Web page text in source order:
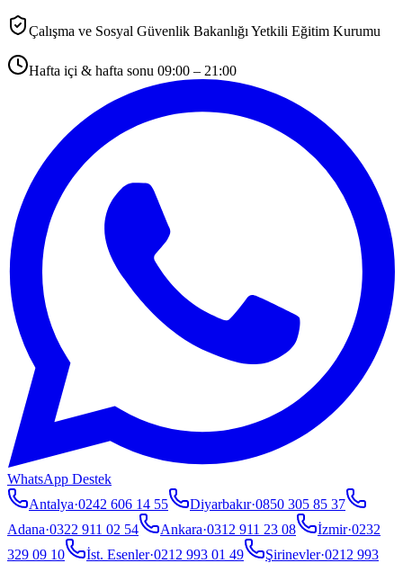
Çalışma ve Sosyal Güvenlik Bakanlığı Yetkili Eğitim Kurumu
Hafta içi & hafta sonu 09:00 – 21:00
WhatsApp Destek
Antalya·0242 606 14 55 Diyarbakır·0850 305 85 37
Adana·0322 911 02 54 Ankara·0312 911 23 08 İzmir·0232
329 09 10
İst. Esenler·0212 993 01 49 Şirinevler·0212 993